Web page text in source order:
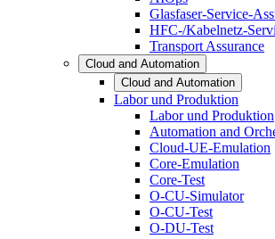
Glasfaser-Service-
HFC-/Kabelnetz-
Transport Assurance
Cloud and Automation
Cloud and Automation
Labor und Produktion
Labor und Produktion
Automation and
Cloud-UE-Emulation
Core-Emulation
Core-Test
O-CU-Simulator
O-CU-Test
O-DU-Test